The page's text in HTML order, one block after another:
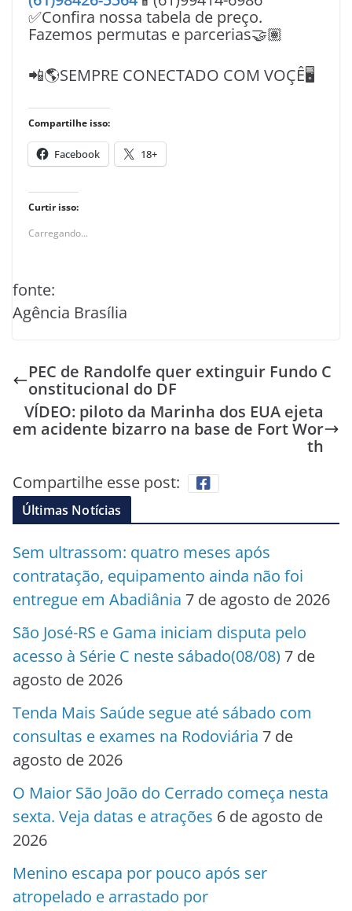
✅Confira nossa tabela de preço.
Fazemos permutas e parcerias🤝🏽
📲🌎SEMPRE CONECTADO COM VOÇÊ🖥️
Compartilhe isso:
Facebook 18+
Curtir isso:
Carregando...
fonte:
Agência Brasília
PEC de Randolfe quer extinguir Fundo C
onstitucional do DF
VÍDEO: piloto da Marinha dos EUA ejeta
em acidente bizarro na base de Fort Wor
th
Compartilhe esse post:
Últimas Notícias
Sem ultrassom: quatro meses após
contratação, equipamento ainda não foi
entregue em Abadiânia 7 de agosto de 2026
São José-RS e Gama iniciam disputa pelo
acesso à Série C neste sábado(08/08) 7 de
agosto de 2026
Tenda Mais Saúde segue até sábado com
consultas e exames na Rodoviária 7 de
agosto de 2026
O Maior São João do Cerrado começa nesta
sexta. Veja datas e atrações 6 de agosto de
2026
Menino escapa por pouco após ser
atropelado e arrastado por